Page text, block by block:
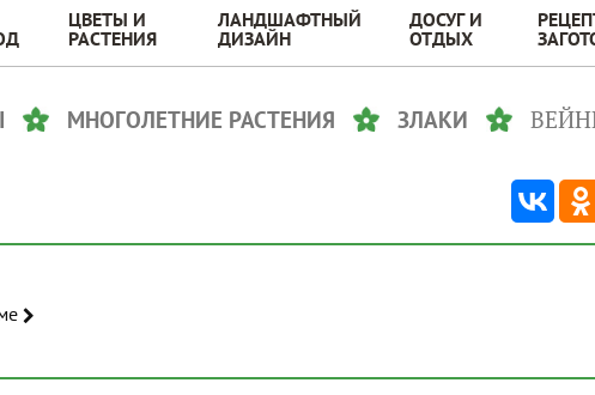
ЦВЕТЫ И
РАСТЕНИЯ
ЛАНДШАФТНЫЙ
ДИЗАЙН
ДОСУГ И
ОТДЫХ
МНОГОЛЕТНИЕ РАСТЕНИЯ ЗЛАКИ